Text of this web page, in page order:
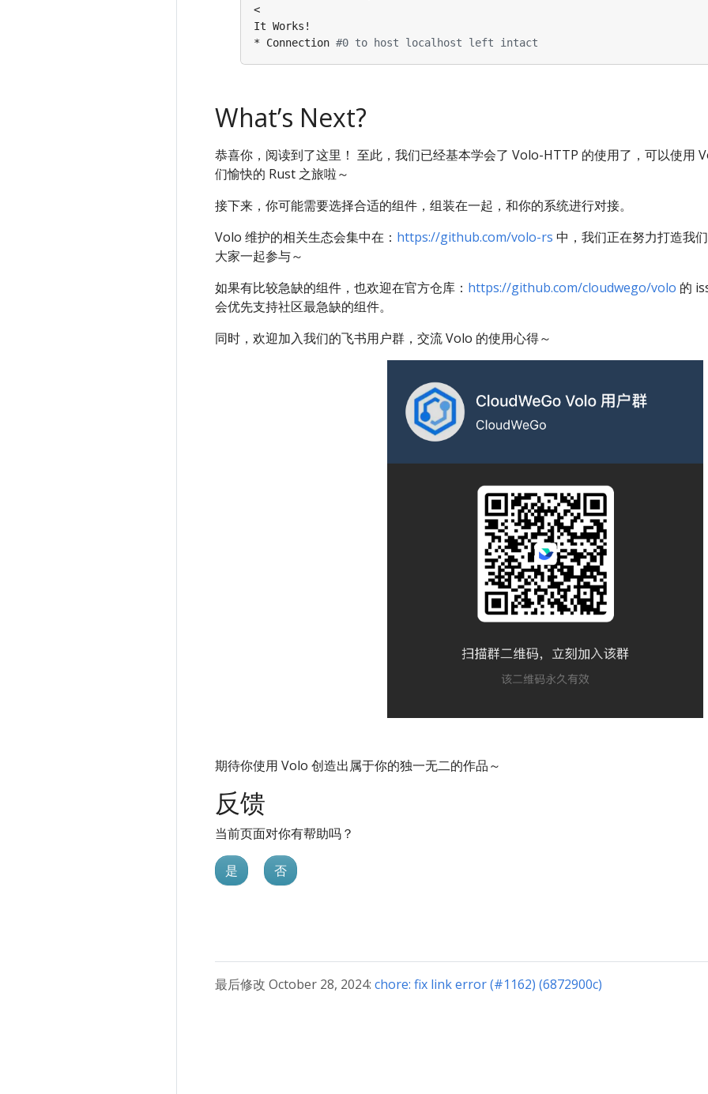
* Connection #0 to host localhost left intact
What’s Next?
恭喜你，阅读到了这里！ 至此，我们已经基本学会了 Volo-HTTP 的使用了，可以使用
们愉快的 Rust 之旅啦～
接下来，你可能需要选择合适的组件，组装在一起，和你的系统进行对接。
Volo 维护的相关生态会集中在： https://github.com/volo-rs 中，我们正在努力打造我
大家一起参与～
如果有比较急缺的组件，也欢迎在官方仓库： https://github.com/cloudwego/volo 的
会优先支持社区最急缺的组件。
同时，欢迎加入我们的飞书用户群，交流 Volo 的使用心得～
期待你使用 Volo 创造出属于你的独一无二的作品～
反馈
当前页面对你有帮助吗？
是 否
最后修改 October 28, 2024: chore: fix link error (#1162) (6872900c)